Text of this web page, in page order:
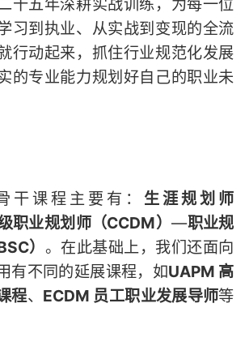
十五年深耕实战训练，为每一位
习到执业、从实战到变现的全流
行动起来，抓住行业规范化发展
的专业能力规划好自己的职业未
干课程主要有： 生涯规划师
职业规划师（CCDM）—职业规
） 。在此基础上，我们还面向
有不同的延展课程，如UAPM 高
程、 ECDM 员工职业发展导师等